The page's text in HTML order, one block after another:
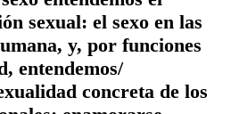
sexual: el sexo en las
y, por funciones
entendemos/
concreta de los